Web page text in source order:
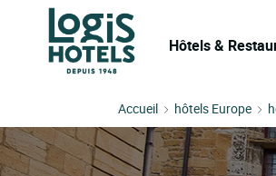
Hôtels &
Accueil hôtels Europe